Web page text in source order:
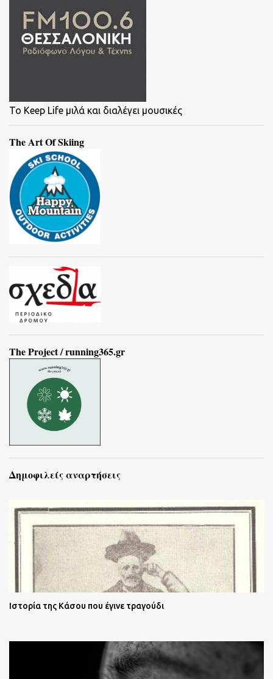
To Keep Life μιλά και διαλέγει μουσικές
The Art Of Skiing
The Project / running365.gr
Δημοφιλείς αναρτήσεις
Ιστορία της Κάσου που έγινε τραγούδι